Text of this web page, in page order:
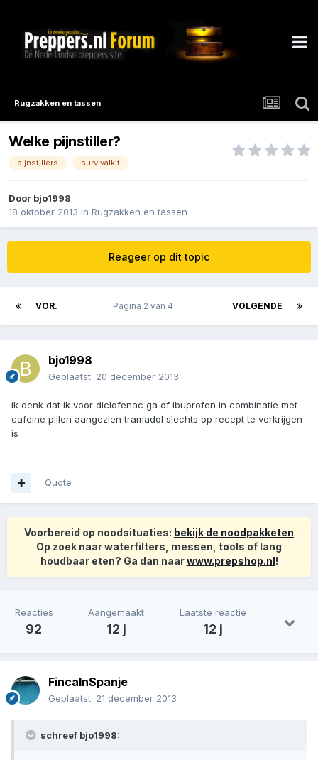
Rugzakken en tassen
Welke pijnstiller?
pijnstillers survivalkit
Door bjo1998
18 oktober 2013 in Rugzakken en tassen
Reageer op dit topic
VOR. VOLGENDE
Pagina 2 van 4
bjo1998
Geplaatst: 20 december 2013
ik denk dat ik voor diclofenac ga of ibuprofen in combinatie met
cafeine pillen aangezien tramadol slechts op recept te verkrijgen
is
Quote
Voorbereid op noodsituaties: bekijk de noodpakketen
Op zoek naar waterfilters, messen, tools of lang
houdbaar eten? Ga dan naarwww.prepshop.nl!
Reacties
92
Aangemaakt
12 j
Laatste reactie
12 j
FincaInSpanje
Geplaatst: 21 december 2013
schreef bjo1998: